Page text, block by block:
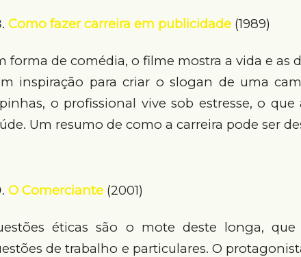
Como fazer carreira em publicidade (1989)
forma de comédia, o filme mostra a vida e as
inspiração para criar o slogan de uma
o profissional vive sob estresse, o
Um resumo de como a carreira pode ser
O Comerciante (2001)
éticas são o mote deste longa,
de trabalho e particulares. O